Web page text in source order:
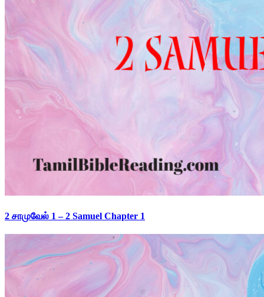
2 சாமுவேல் 1 – 2 Samuel Chapter 1